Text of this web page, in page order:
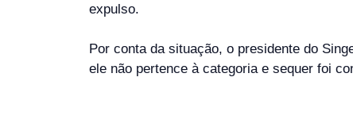
expulso.
Por conta da situação, o presidente do
ele não pertence à categoria e sequer foi